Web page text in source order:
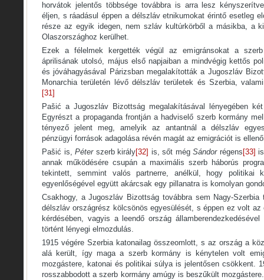
horvátok jelentős többsége továbbra is arra lesz
éljen, s ráadásul éppen a délszláv etnikumokat érintő esetleg
része az egyik idegen, nem szláv kultúrkörből a másikba, a
Olaszországhoz kerülhet.
Ezek a félelmek kergették végül az emigránsokat a
áprilisának utolsó, május első napjaiban a mindvégig kettős
és jóváhagyásával Párizsban megalakították a Jugoszláv
Monarchia területén lévő délszláv területek és Szerbia,
[31]
Pašić a Jugoszláv Bizottság megalakításával lényegében
Egyrészt a propaganda frontján a hadviselő szerb kormány
tényező jelent meg, amelyik az antantnál a délszláv
pénzügyi források adagolása révén magát az emigrációt is
Pašić is, Péterszerb király[32] is, sőt még Sándorrégens [33]
annak működésére csupán a maximális szerb háborús
tekintett, semmint valós partnerre, anélkül, hogy politikai
egyenlőségével együtt akárcsak egy pillanatra is komolyan
Csakhogy, a Jugoszláv Bizottság továbbra sem Nagy-
délszláv országrész kölcsönös egyesülését, s éppen ez volt
kérdésében, vagyis a leendő ország
történt lényegi elmozdulás.
1915 végére Szerbia katonailag összeomlott, s az ország a
alá került, így maga a szerb kormány is kénytelen volt
mozgástere, katonai és politikai súlya is jelentősen csökkent.
rosszabbodott a szerb kormány amúgy is beszűkült